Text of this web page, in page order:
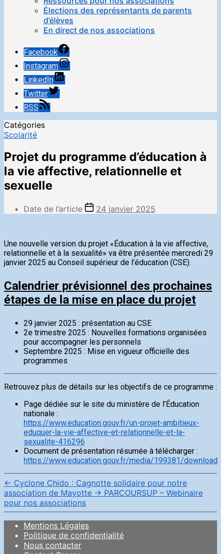
Élections des représentants de parents
d’élèves
En direct de nos associations
Facebook
Instagram
LinkedIn
Twitter
RSS
Catégories
Scolarité
Projet du programme d’éducation à
la vie affective, relationnelle et
sexuelle
Date de l’article 24 janvier 2025
Une nouvelle version du projet «Éducation à la vie affective,
relationnelle et à la sexualité» va être présentée mercredi 29
janvier 2025 au Conseil supérieur de l’éducation (CSE).
Calendrier prévisionnel des prochaines
étapes de la mise en place du projet
29 janvier 2025 : présentation au CSE
2e trimestre 2025 : Nouvelles formations organisées
pour accompagner les personnels
Septembre 2025 : Mise en vigueur officielle des
programmes
Retrouvez plus de détails sur les objectifs de ce programme :
Page dédiée sur le site du ministère de l’Éducation
nationale :
https://www.education.gouv.fr/un-projet-ambitieux-
eduquer-la-vie-affective-et-relationnelle-et-la-
sexualite-416296
Document de présentation résumée à télécharger :
https://www.education.gouv.fr/media/199381/download
← Cyclone Chido : Cagnotte solidaire pour notre
association de Mayotte → PARCOURSUP – Webinaire
pour nos associations
Mentions Légales
Politique de confidentialité
Nous contacter